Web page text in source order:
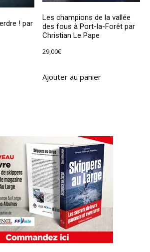
! par
Les champions de la vallée
des fous à Port-la-Forêt par
Christian Le Pape
29,00€
Ajouter au panier